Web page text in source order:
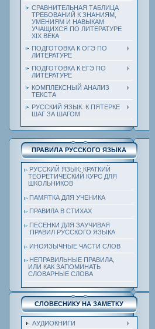
СРАВНИТЕЛЬНАЯ ТАБЛИЦА
ТРЕБОВАНИЙ К ЗНАНИЯМ,
УМЕНИЯМ И НАВЫКАМ
УЧАЩИХСЯ ПО ЛИТЕРАТУРЕ
ХIХ ВЕКА
ПОДГОТОВКА К ОГЭ ПО
ЛИТЕРАТУРЕ
ПОДГОТОВКА К ЕГЭ ПО
ЛИТЕРАТУРЕ
КОМПЛЕКСНЫЙ АНАЛИЗ
ТЕКСТА
РУССКИЙ ЯЗЫК. К ПЯТЕРКЕ
ШАГ ЗА ШАГОМ
ПРАВИЛА РУССКОГО ЯЗЫКА
РУССКИЙ ЯЗЫК: КРАТКИЙ
ТЕОРЕТИЧЕСКИЙ КУРС ДЛЯ
ШКОЛЬНИКОВ
ПАМЯТКА ДЛЯ УЧЕНИКА
ПРАВИЛА В СТИХАХ
ПЕСЕНКИ ДЛЯ ЗАУЧИВАЯ
ПРАВИЛ РУССКОГО ЯЗЫКА
ИНОЯЗЫЧНЫЕ ЧАСТИ СЛОВ
НЕПРАВИЛЬНЫЕ ПРАВИЛА,
ИЛИ КАК ЗАПОМИНАТЬ
СЛОВАРНЫЕ СЛОВА
СЛОВЕСНИКУ НА ЗАМЕТКУ
АУДИОКНИГИ